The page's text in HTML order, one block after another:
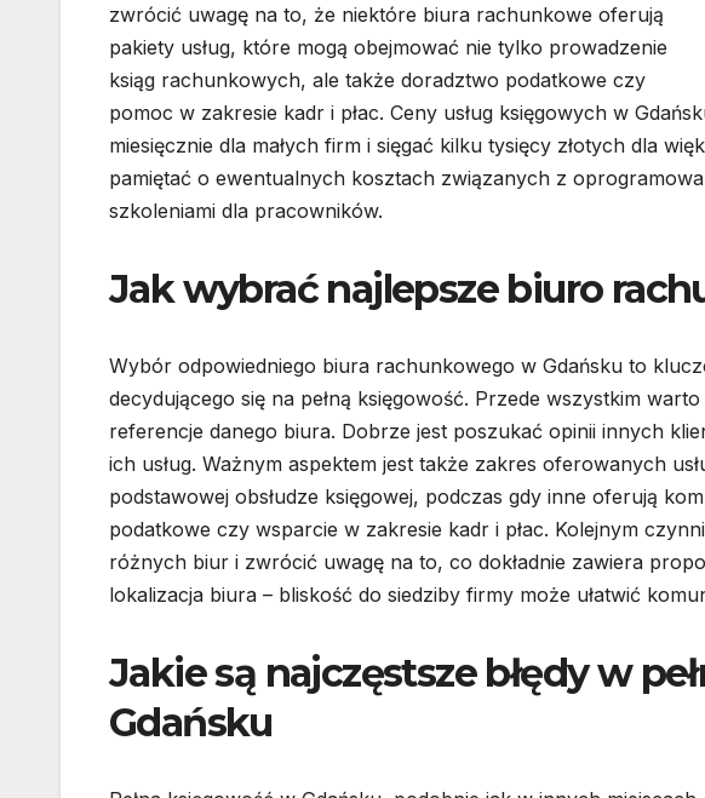
zwrócić uwagę na to, że niektóre biura rachunkowe oferują
pakiety usług, które mogą obejmować nie tylko prowadzenie
ksiąg rachunkowych, ale także doradztwo podatkowe czy
pomoc w zakresie kadr i płac. Ceny usług księgowych w
miesięcznie dla małych firm i sięgać kilku tysięcy złotych dla
pamiętać o ewentualnych kosztach związanych z
szkoleniami dla pracowników.
Jak wybrać najlepsze biuro
Wybór odpowiedniego biura rachunkowego w Gdańsku to
decydującego się na pełną księgowość. Przede wszystkim
referencje danego biura. Dobrze jest poszukać opinii innych
ich usług. Ważnym aspektem jest także zakres oferowanych
podstawowej obsłudze księgowej, podczas gdy inne oferują
podatkowe czy wsparcie w zakresie kadr i płac. Kolejnym
różnych biur i zwrócić uwagę na to, co dokładnie zawiera
lokalizacja biura – bliskość do siedziby firmy może ułatwić
Jakie są najczęstsze błędy w
Gdańsku